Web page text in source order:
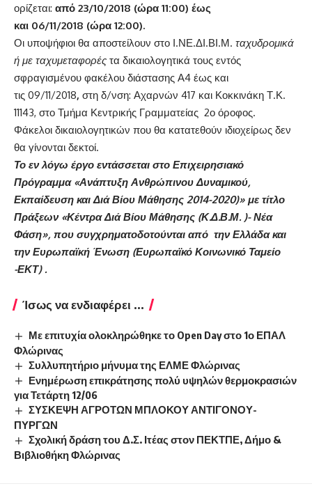
ορίζεται: από 23/10/2018 (ώρα 11:00) έως
και 06/11/2018 (ώρα 12:00).
Οι υποψήφιοι θα αποστείλουν στο Ι.ΝΕ.ΔΙ.ΒΙ.Μ. ταχυδρομικά
ή με ταχυμεταφορές τα δικαιολογητικά τους εντός
σφραγισμένου φακέλου διάστασης Α4 έως και
τις 09/11/2018, στη δ/νση: Αχαρνών 417 και Κοκκινάκη Τ.Κ.
11143, στο Τμήμα Κεντρικής Γραμματείας 2ο όροφος.
Φάκελοι δικαιολογητικών που θα κατατεθούν ιδιοχείρως δεν
θα γίνονται δεκτοί.
Το εν λόγω έργο εντάσσεται στο Επιχειρησιακό
Πρόγραμμα «Ανάπτυξη Ανθρώπινου Δυναμικού,
Εκπαίδευση και Διά Βίου Μάθησης 2014-2020)» με τίτλο
Πράξεων «Κέντρα Διά Βίου Μάθησης (Κ.Δ.Β.Μ. )- Νέα
Φάση», που συγχρηματοδοτούνται από την Ελλάδα και
την Ευρωπαϊκή Ένωση (Ευρωπαϊκό Κοινωνικό Ταμείο
-ΕΚΤ) .
Ίσως να ενδιαφέρει ...
Με επιτυχία ολοκληρώθηκε το Open Day στο 1ο ΕΠΑΛ
Φλώρινας
Συλλυπητήριο μήνυμα της ΕΛΜΕ Φλώρινας
Ενημέρωση επικράτησης πολύ υψηλών θερμοκρασιών
για Τετάρτη 12/06
ΣΥΣΚΕΨΗ ΑΓΡΟΤΩΝ ΜΠΛΟΚΟΥ ΑΝΤΙΓΟΝΟΥ-
ΠΥΡΓΩΝ
Σχολική δράση του Δ.Σ. Ιτέας στον ΠΕΚΤΠΕ, Δήμο &
Βιβλιοθήκη Φλώρινας